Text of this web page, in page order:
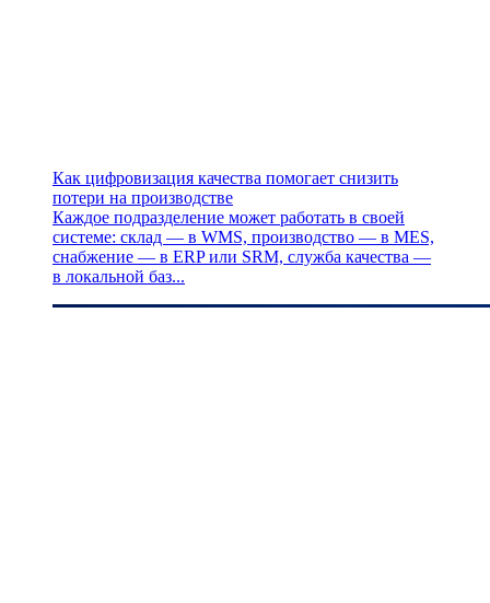
Как цифровизация качества помогает снизить
потери на производстве
Каждое подразделение может работать в своей
системе: склад — в WMS, производство — в MES,
снабжение — в ERP или SRM, служба качества —
в локальной баз...